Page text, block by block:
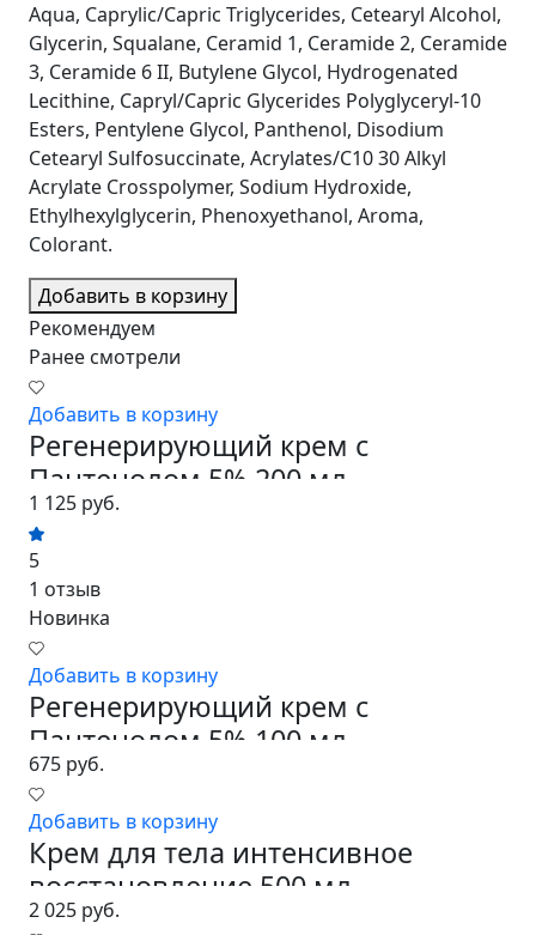
Aqua, Caprylic/Capric Triglycerides, Cetearyl Alcohol,
Glycerin, Squalane, Ceramid 1, Ceramide 2, Ceramide
3, Ceramide 6 II, Butylene Glycol, Hydrogenated
Lecithine, Capryl/Capric Glycerides Polyglyceryl-10
Esters, Pentylene Glycol, Panthenol, Disodium
Cetearyl Sulfosuccinate, Acrylates/C10 30 Alkyl
Acrylate Crosspolymer, Sodium Hydroxide,
Ethylhexylglycerin, Phenoxyethanol, Aroma,
Colorant.
Добавить в корзину
Рекомендуем
Ранее смотрели
Добавить в корзину
Регенерирующий крем с
Пантенолом 5% 200 мл.
1 125 руб.
5
1 отзыв
Новинка
Добавить в корзину
Регенерирующий крем с
Пантенолом 5% 100 мл.
675 руб.
Добавить в корзину
Крем для тела интенсивное
восстановление 500 мл
2 025 руб.